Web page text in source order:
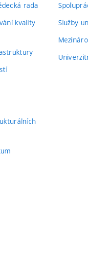
rada
kvality
Služby